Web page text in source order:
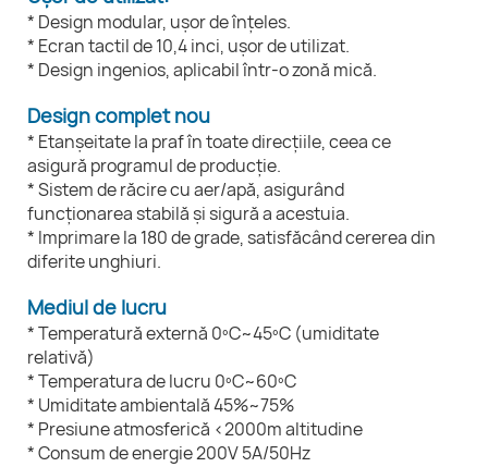
* Design modular, ușor de înțeles.
* Ecran tactil de 10,4 inci, ușor de utilizat.
* Design ingenios, aplicabil într-o zonă mică.
Design complet nou
* Etanșeitate la praf în toate direcțiile, ceea ce
asigură programul de producție.
* Sistem de răcire cu aer/apă, asigurând
funcționarea stabilă și sigură a acestuia.
* Imprimare la 180 de grade, satisfăcând cererea din
diferite unghiuri.
Mediul de lucru
* Temperatură externă 0ºC~45ºC (umiditate
relativă)
* Temperatura de lucru 0ºC~60ºC
* Umiditate ambientală 45%~75%
* Presiune atmosferică <2000m altitudine
* Consum de energie 200V 5A/50Hz